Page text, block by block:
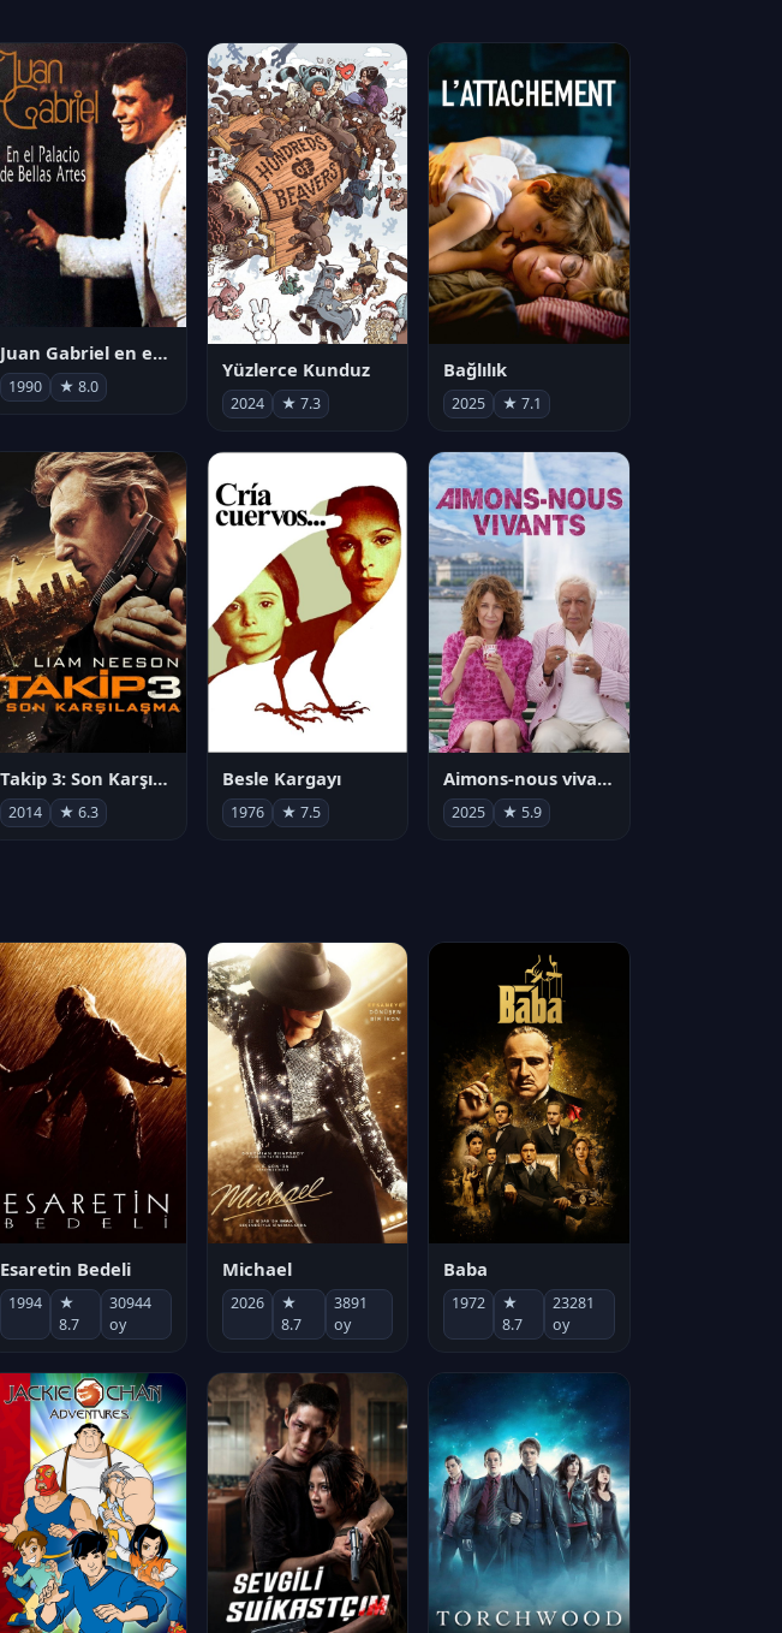
Juan Gabriel en el Palacio de Bellas Artes
1990 ★ 8.0
Yüzlerce Kunduz
2024 ★ 7.3
Bağlılık
2025 ★ 7.1
Takip 3: Son Karşılaşma
2014 ★ 6.3
Besle Kargayı
1976 ★ 7.5
Aimons-nous vivants
2025 ★ 5.9
Esaretin Bedeli
1994
★
8.7
30944
oy
Michael
2026
★
8.7
3891
oy
Baba
1972
★
8.7
23281
oy